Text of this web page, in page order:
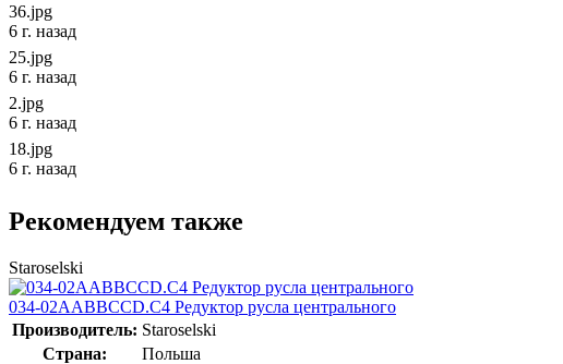
36.jpg
6 г. назад
25.jpg
6 г. назад
2.jpg
6 г. назад
18.jpg
6 г. назад
Рекомендуем также
Staroselski
034-02AABBCCD.C4 Редуктор русла центрального
Производитель: Staroselski
Страна:
Польша